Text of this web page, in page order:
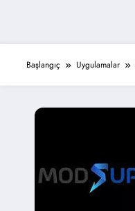
Başlangıç Uygulamalar